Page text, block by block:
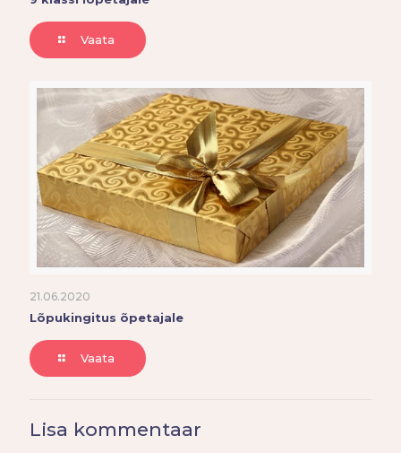
Vaata
21.06.2020
Lõpukingitus õpetajale
Vaata
Lisa kommentaar